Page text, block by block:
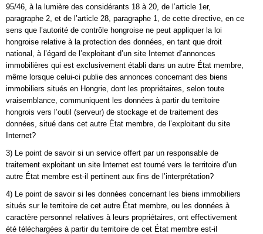
95/46, à la lumière des considérants 18 à 20, de l’article 1er,
paragraphe 2, et de l’article 28, paragraphe 1, de cette directive, en ce
sens que l’autorité de contrôle hongroise ne peut appliquer la loi
hongroise relative à la protection des données, en tant que droit
national, à l’égard de l’exploitant d’un site Internet d’annonces
immobilières qui est exclusivement établi dans un autre État membre,
même lorsque celui-ci publie des annonces concernant des biens
immobiliers situés en Hongrie, dont les propriétaires, selon toute
vraisemblance, communiquent les données à partir du territoire
hongrois vers l’outil (serveur) de stockage et de traitement des
données, situé dans cet autre État membre, de l’exploitant du site
Internet?
3) Le point de savoir si un service offert par un responsable de
traitement exploitant un site Internet est tourné vers le territoire d’un
autre État membre est-il pertinent aux fins de l’interprétation?
4) Le point de savoir si les données concernant les biens immobiliers
situés sur le territoire de cet autre État membre, ou les données à
caractère personnel relatives à leurs propriétaires, ont effectivement
été téléchargées à partir du territoire de cet État membre est-il